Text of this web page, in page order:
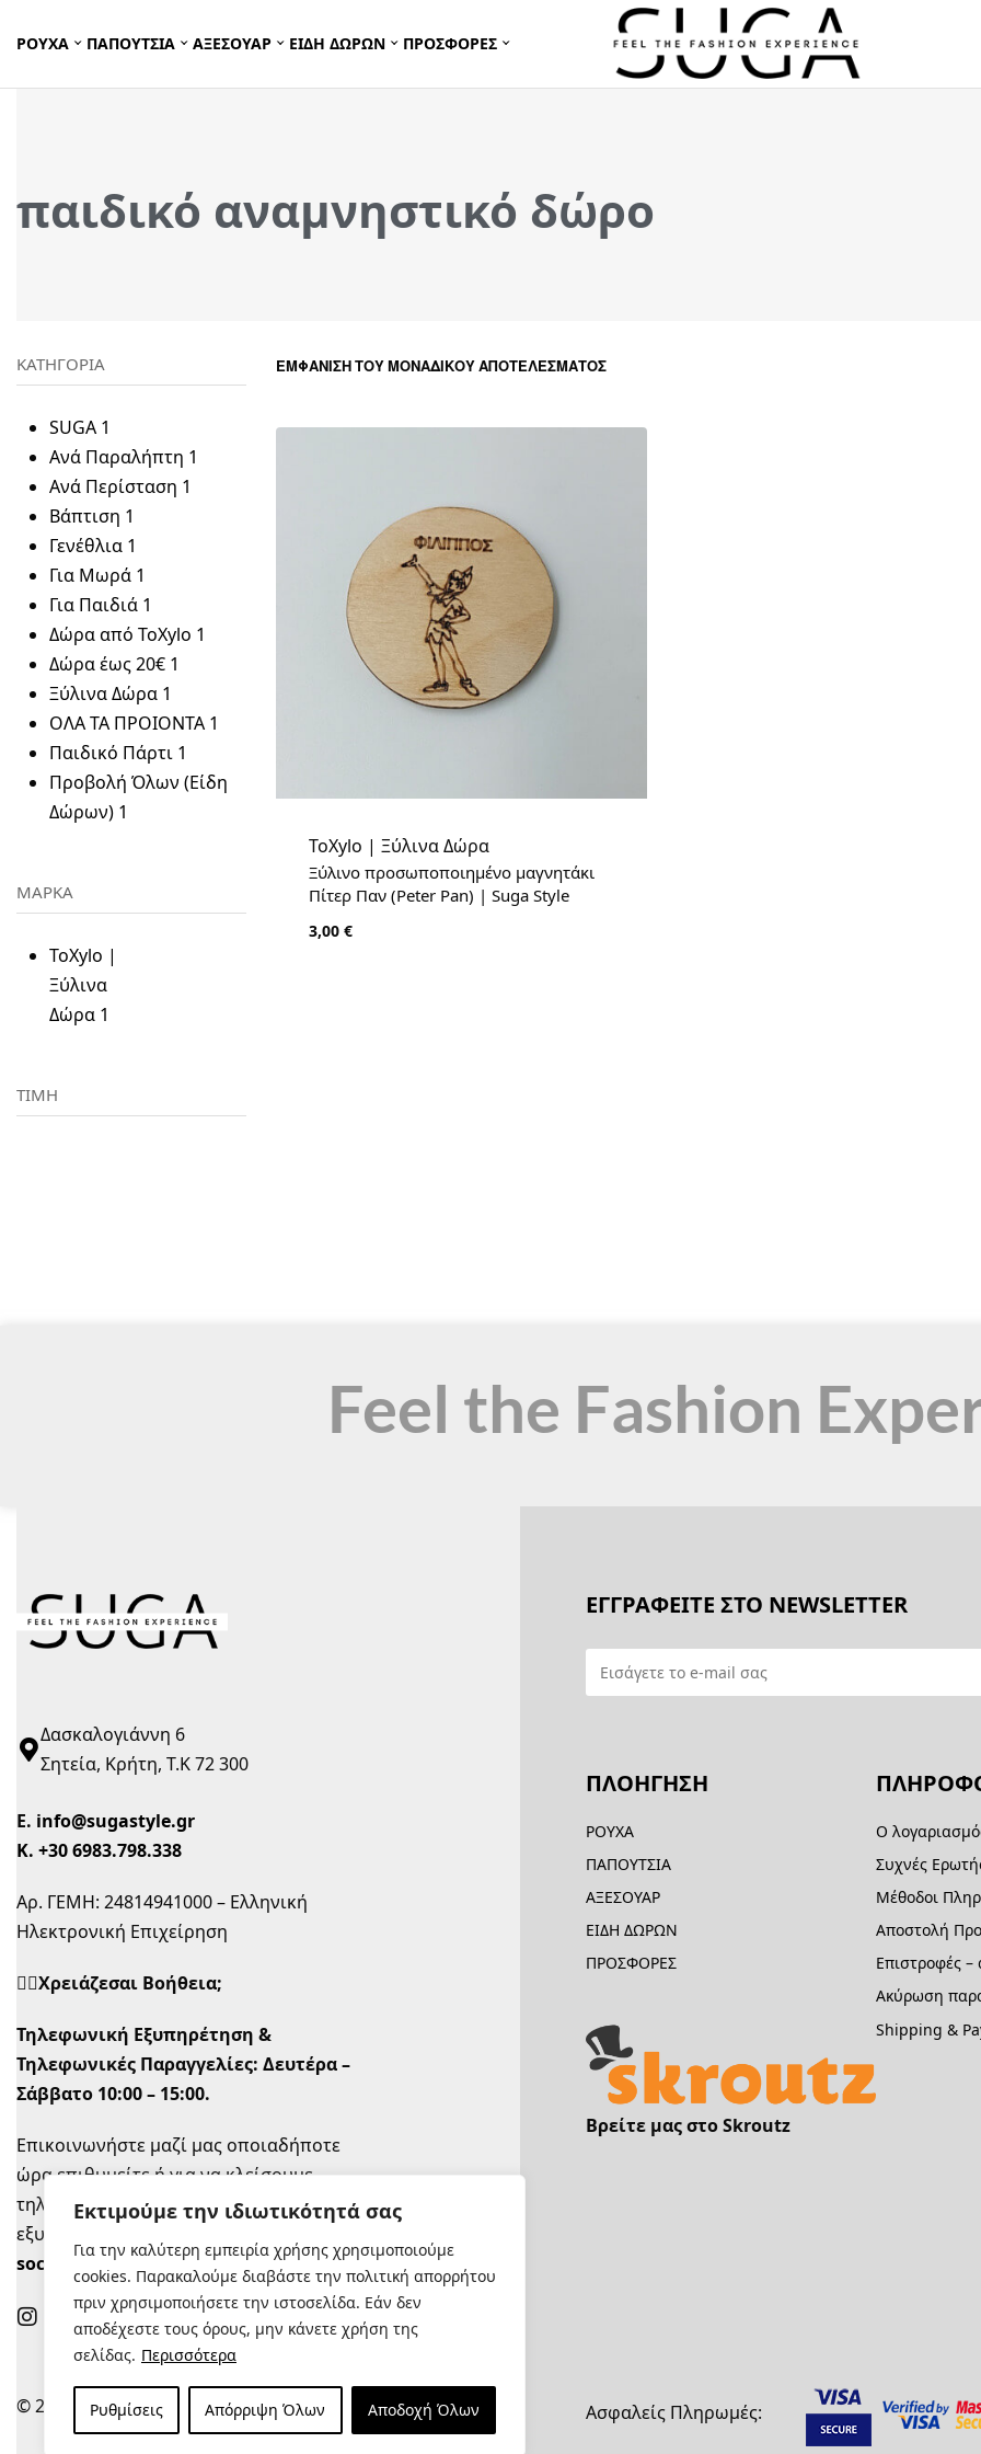
Εκτιμούμε την ιδιωτικότητά σας
Για την καλύτερη εμπειρία χρήσης χρησιμοποιούμε
cookies. Παρακαλούμε διαβάστε την πολιτική απορρήτου
πριν χρησιμοποιήσετε την ιστοσελίδα. Εάν δεν
αποδέχεστε τους όρους, μην κάνετε χρήση της
σελίδας. Περισσότερα
Ρυθμίσεις Απόρριψη Όλων Αποδοχή Όλων
ΡΟΥΧΑ ΠΑΠΟΥΤΣΙΑ ΑΞΕΣΟΥΑΡ ΕΙΔΗ ΔΩΡΩΝ ΠΡΟΣΦΟΡΕΣ
παιδικό αναμνηστικό δώρο
ΚΑΤΗΓΟΡΙΑ
SUGA 1
Ανά Παραλήπτη 1
Ανά Περίσταση 1
Βάπτιση 1
Γενέθλια 1
Για Μωρά 1
Για Παιδιά 1
Δώρα από ToXylo 1
Δώρα έως 20€ 1
Ξύλινα Δώρα 1
ΟΛΑ ΤΑ ΠΡΟΙΟΝΤΑ 1
Παιδικό Πάρτι 1
Προβολή Όλων (Είδη
Δώρων) 1
ΜΑΡΚΑ
ToXylo |
Ξύλινα
Δώρα 1
ΤΙΜΗ
ΕΜΦΆΝΙΣΗ ΤΟΥ ΜΟΝΑΔΙΚΟΎ ΑΠΟΤΕΛΈΣΜΑΤΟΣ
ToXylo | Ξύλινα Δώρα
Ξύλινο προσωποποιημένο μαγνητάκι
Πίτερ Παν (Peter Pan) | Suga Style
3,00 €
Feel the Fashion
Δασκαλογιάννη 6
Σητεία, Κρήτη, Τ.Κ 72 300
Ε. info@sugastyle.gr
Κ. +30 6983.798.338
Αρ. ΓΕΜΗ: 24814941000 – Ελληνική
Ηλεκτρονική Επιχείρηση
🙋‍♀️Χρειάζεσαι Βοήθεια;
Τηλεφωνική Εξυπηρέτηση &
Τηλεφωνικές Παραγγελίες: Δευτέρα –
Σάββατο 10:00 – 15:00.
Επικοινωνήστε μαζί μας οποιαδήποτε
ώρα επιθυμείτε ή για να κλείσουμε
τηλεφωνικό ραντεβού την ώρα που σας
εξυπηρετεί στο
social
.
ΕΓΓΡΑΦΕΙΤΕ ΣΤΟ NEWSLETTER
ΠΛΟΗΓΗΣΗ
ΡΟΥΧΑ
ΠΑΠΟΥΤΣΙΑ
ΑΞΕΣΟΥΑΡ
ΕΙΔΗ ΔΩΡΩΝ
ΠΡΟΣΦΟΡΕΣ
Βρείτε μας στο Skroutz
Ο
Συχνές
Μέθοδοι
Αποστολή
Επιστροφές –
Ακύρωση
Shipping &
© 2022 |Κατασκευή Eshop Ασφαλείς Πληρωμές: